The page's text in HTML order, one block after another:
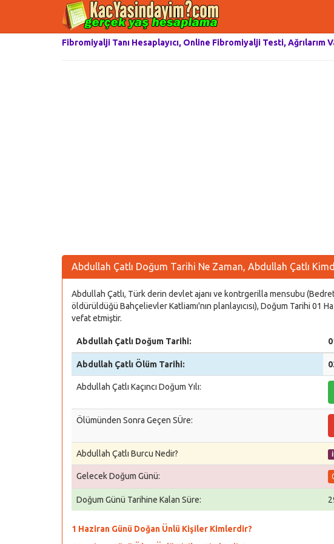
Fibromiyalji Tanı Hesaplayıcı, Online Fibromiyalji Testi,
Abdullah Çatlı Doğum Tarihi Ne Zaman, Abdullah Çatlı
Abdullah Çatlı, Türk derin devlet ajanı ve kontrgerilla mensubu
öldürüldüğü Bahçelievler Katliamı'nın planlayıcısı), Doğum Tarihi 01
vefat etmiştir.
Abdullah Çatlı Doğum Tarihi:
Abdullah Çatlı Ölüm Tarihi:
Abdullah Çatlı Kaçıncı Doğum Yılı:
Ölümünden Sonra Geçen SÜre:
Abdullah Çatlı Burcu Nedir?
Gelecek Doğum Günü:
Doğum Günü Tarihine Kalan Süre:
1 Haziran Günü Doğan Ünlü Kişiler Kimlerdir?